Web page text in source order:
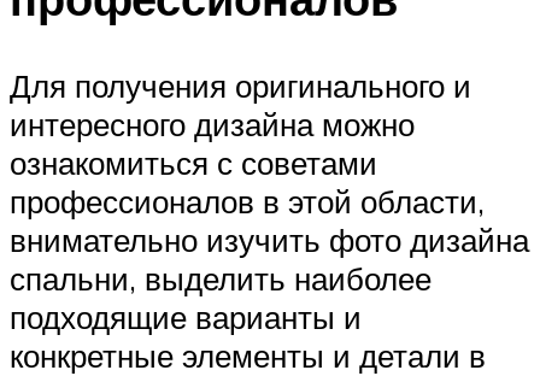
Для получения оригинального и
интересного дизайна можно
ознакомиться с советами
профессионалов в этой области,
внимательно изучить фото дизайна
спальни, выделить наиболее
подходящие варианты и
конкретные элементы и детали в